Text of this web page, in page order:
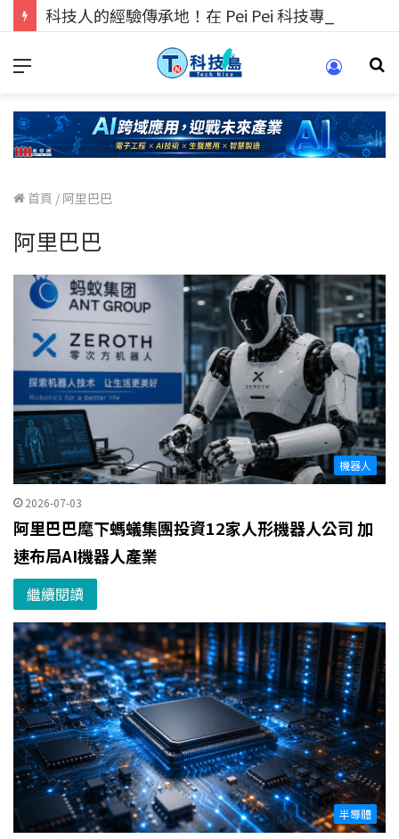
首頁 / 阿里巴巴
阿里巴巴
機器人
2026-07-03
阿里巴巴麾下螞蟻集團投資12家人形機器人公司 加
速布局AI機器人產業
繼續閱讀
半導體